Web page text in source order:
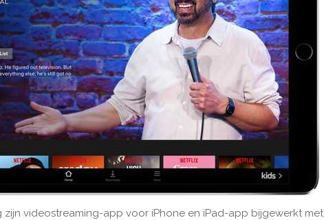
zijn videostreaming-app voor iPhone en iPad-app bijgewerkt met